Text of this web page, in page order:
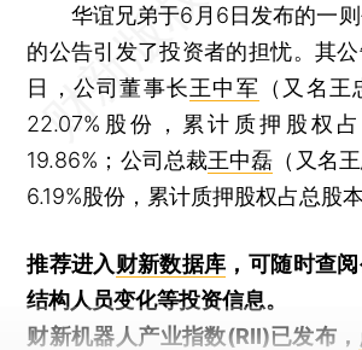
华谊兄弟于6月6日发布的一则
的公告引发了投资者的担忧。其
日，公司董事长王中军 （又名
22.07%股份，累计质押股权
19.86%；公司总裁王中磊 （又名
6.19%股份，累计质押股权占总股本
推荐进入财新数据库 ，可随时查
结构人员变化等投资信息。
财新机器人产业指数(RII)已发布，